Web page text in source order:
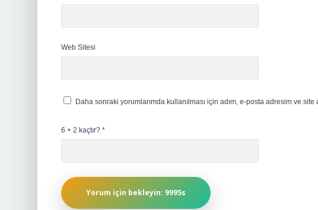
Web Sitesi
Daha sonraki yorumlarımda kullanılması için adım, e-posta adresim ve
6 + 2 kaçtır? *